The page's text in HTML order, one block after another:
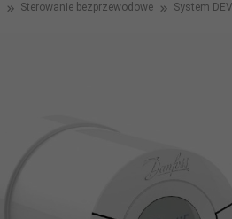
Sterowanie bezprzewodowe System